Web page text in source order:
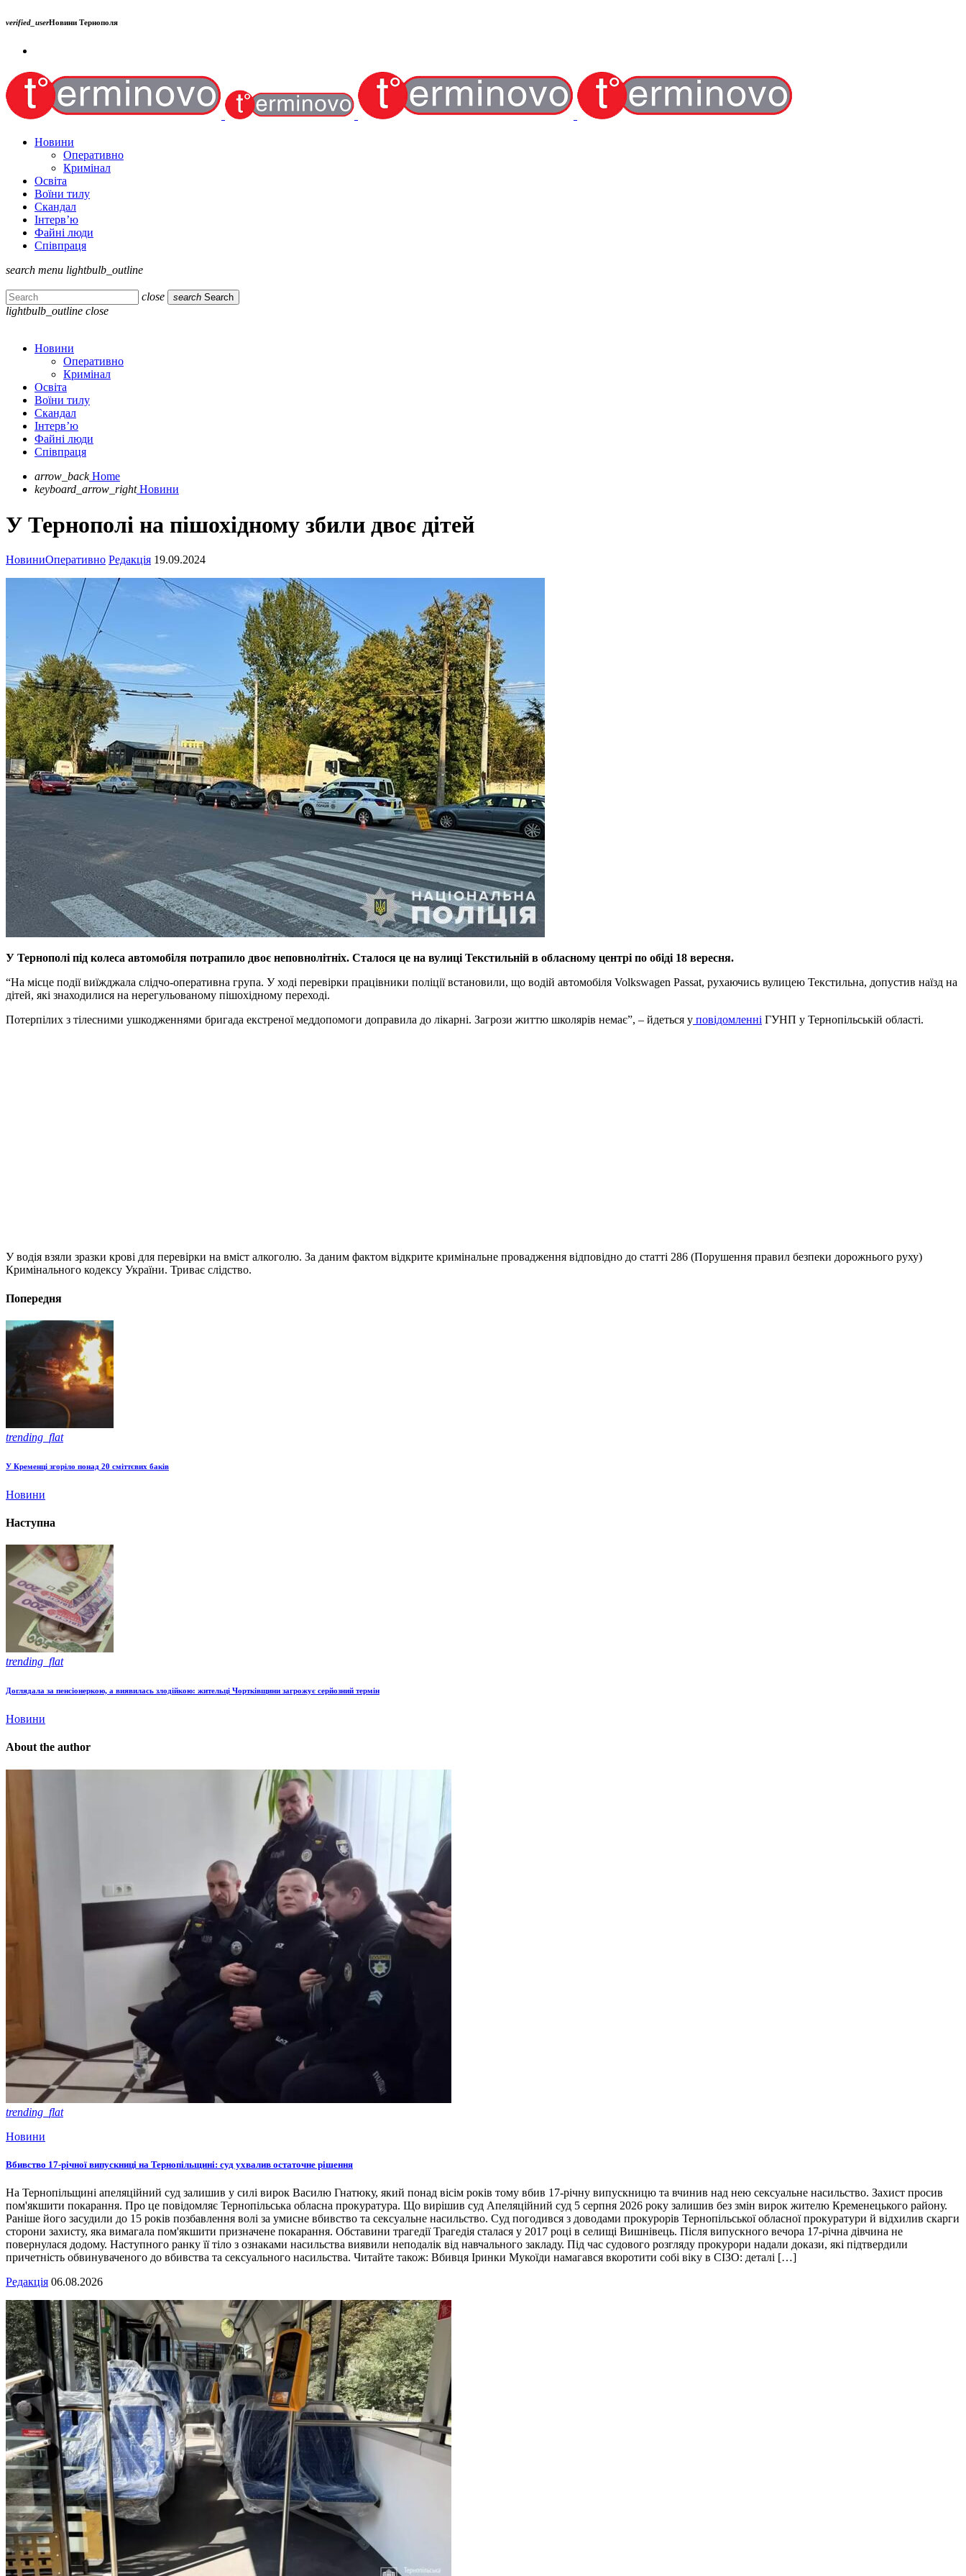
verified_userНовини Тернополя
Новини
Оперативно
Кримінал
Освіта
Воїни тилу
Скандал
Інтерв’ю
Файні люди
Співпраця
search menu lightbulb_outline
close search Search
lightbulb_outline close
Новини
Оперативно
Кримінал
Освіта
Воїни тилу
Скандал
Інтерв’ю
Файні люди
Співпраця
arrow_back Home
keyboard_arrow_right Новини
У Тернополі на пішохідному збили двоє дітей
НовиниОперативно Редакція 19.09.2024
У Тернополі під колеса автомобіля потрапило двоє неповнолітніх. Сталося це на вулиці Текстильній в обласному центрі по обіді 18 вересня.
“На місце події виїжджала слідчо-оперативна група. У ході перевірки працівники поліції встановили, що водій автомобіля Volkswagen Passat, рухаючись вулицею Текстильна, допустив наїзд на
дітей, які знаходилися на нерегульованому пішохідному переході.
Потерпілих з тілесними ушкодженнями бригада екстреної меддопомоги доправила до лікарні. Загрози життю школярів немає”, – йдеться у повідомленні ГУНП у Тернопільській області.
У водія взяли зразки крові для перевірки на вміст алкоголю. За даним фактом відкрите кримінальне провадження відповідно до статті 286 (Порушення правил безпеки дорожнього руху)
Кримінального кодексу України. Триває слідство.
Попередня
trending_flat
У Кременці згоріло понад 20 сміттєвих баків
Новини
Наступна
trending_flat
Доглядала за пенсіонеркою, а виявилась злодійкою: жительці Чортківщини загрожує серйозний термін
Новини
About the author
trending_flat
Новини
Вбивство 17-річної випускниці на Тернопільщині: суд ухвалив остаточне рішення
На Тернопільщині апеляційний суд залишив у силі вирок Василю Гнатюку, який понад вісім років тому вбив 17-річну випускницю та вчинив над нею сексуальне насильство. Захист просив
пом'якшити покарання. Про це повідомляє Тернопільська обласна прокуратура. Що вирішив суд Апеляційний суд 5 серпня 2026 року залишив без змін вирок жителю Кременецького району.
Раніше його засудили до 15 років позбавлення волі за умисне вбивство та сексуальне насильство. Суд погодився з доводами прокурорів Тернопільської обласної прокуратури й відхилив скарги
сторони захисту, яка вимагала пом'якшити призначене покарання. Обставини трагедії Трагедія сталася у 2017 році в селищі Вишнівець. Після випускного вечора 17-річна дівчина не
повернулася додому. Наступного ранку її тіло з ознаками насильства виявили неподалік від навчального закладу. Під час судового розгляду прокурори надали докази, які підтвердили
причетність обвинуваченого до вбивства та сексуального насильства. Читайте також: Вбивця Іринки Мукоїди намагався вкоротити собі віку в СІЗО: деталі […]
Редакція 06.08.2026